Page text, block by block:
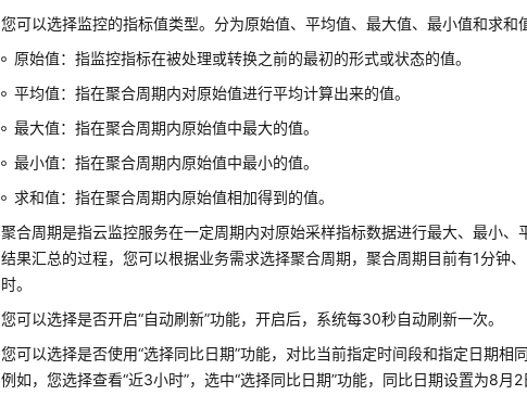
您可以选择监控的指标值类型。分为原始值、平均值、最大值、最小值和求和
原始值：指监控指标在被处理或转换之前的最初的形式或状态的值。
平均值：指在聚合周期内对原始值进行平均计算出来的值。
最大值：指在聚合周期内原始值中最大的值。
最小值：指在聚合周期内原始值中最小的值。
求和值：指在聚合周期内原始值相加得到的值。
聚合周期是指云监控服务在一定周期内对原始采样指标数据进行最大、最小、
结果汇总的过程，您可以根据业务需求选择聚合周期，聚合周期目前有1分钟
时。
您可以选择是否开启“自动刷新”功能，开启后，系统每30秒自动刷新一次。
您可以选择是否使用“选择同比日期”功能，对比当前指定时间段和指定日期相
例如，您选择查看“近3小时”，选中“选择同比日期”功能，同比日期设置为8月